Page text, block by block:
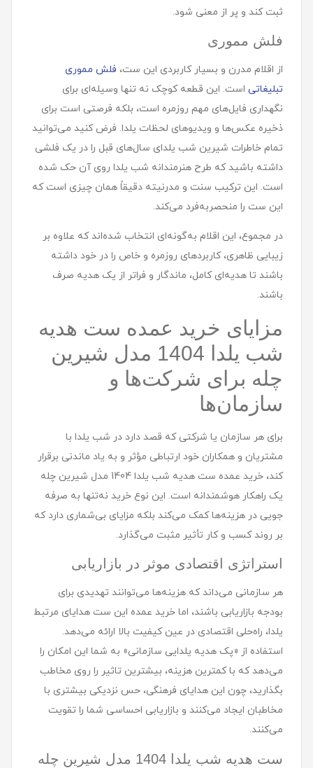
ثبت کند و پر از معنی شود.
فلش مموری
از اقلام مدرن و بسیار کاربردی این ست، فلش مموری
تبلیغاتی است. این قطعه کوچک نه تنها وسیله‌ای برای
نگهداری فایل‌های مهم روزمره است، بلکه فرصتی است برای
ذخیره عکس‌ها و ویدیوهای لحظات یلدا. فرض کنید می‌توانید
تمام خاطرات شیرین شب یلدای سال‌های قبل را در یک فلشی
داشته باشید که طرح هنرمندانه شب یلدا روی آن حک شده
است. این ترکیب سنت و مدرنیته دقیقاً همان چیزی است که
این ست را منحصربه‌فرد می‌کند.
در مجموع، این اقلام به‌گونه‌ای انتخاب شده‌اند که علاوه بر
زیبایی ظاهری، کاربردهای روزمره و خاص را در خود داشته
باشند تا هدیه‌ای کامل، ماندگار و فراتر از یک هدیه صرف
باشند.
مزایای خرید عمده ست هديه
شب یلدا 1404 مدل شيرين
چله برای شرکت‌ها و
سازمان‌ها
برای هر سازمان یا شرکتی که قصد دارد در شب یلدا با
مشتریان و همکاران خود ارتباطی مؤثر و به یاد ماندنی برقرار
کند، خرید عمده ست هديه شب یلدا 1404 مدل شيرين چله
یک راهکار هوشمندانه است. این نوع خرید نه‌تنها به صرفه
جویی در هزینه‌ها کمک می‌کند بلکه مزایای بی‌شماری دارد که
بر روند کسب و کار تأثیر مثبت می‌گذارد.
استراتژی اقتصادی موثر در بازاریابی
هر سازمانی می‌داند که هزینه‌ها می‌توانند تهدیدی برای
بودجه بازاریابی باشند، اما خرید عمده این ست هدایای مرتبط
یلدا، راه‌حلی اقتصادی در عین کیفیت بالا ارائه می‌دهد.
استفاده از «پک هدیه یلدایی سازمانی» به شما این امکان را
می‌دهد که با کمترین هزینه، بیشترین تاثیر را روی مخاطب
بگذارید، چون این هدایای فرهنگی، حس نزدیکی بیشتری با
مخاطبان ایجاد می‌کنند و بازاریابی احساسی شما را تقویت
می‌کنند.
ست هديه شب یلدا 1404 مدل شيرين چله